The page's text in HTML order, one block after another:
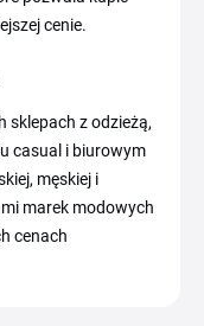
cenie.
sklepach z odzieżą,
casual i biurowym
męskiej i
marek modowych
cenach